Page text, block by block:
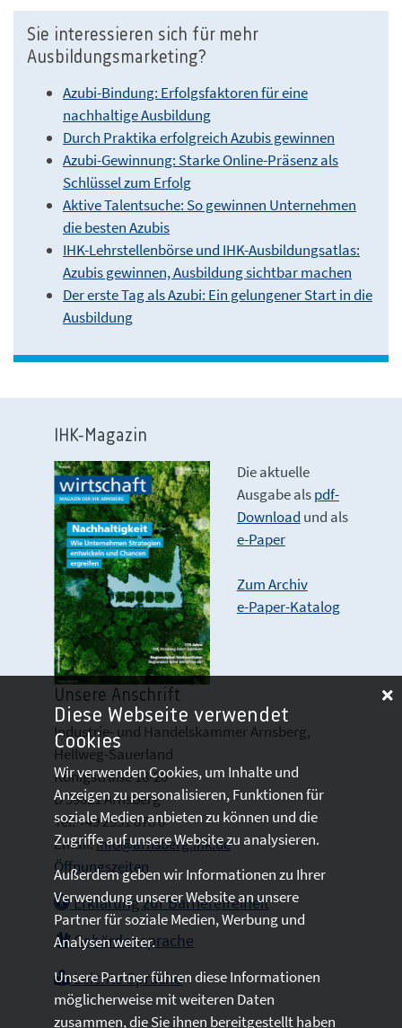
Sie interessieren sich für mehr
Ausbildungsmarketing?
Azubi-Bindung: Erfolgsfaktoren für eine
nachhaltige Ausbildung
Durch Praktika erfolgreich Azubis gewinnen
Azubi-Gewinnung: Starke Online-Präsenz als
Schlüssel zum Erfolg
Aktive Talentsuche: So gewinnen Unternehmen
die besten Azubis
IHK-Lehrstellenbörse und IHK-Ausbildungsatlas:
Azubis gewinnen, Ausbildung sichtbar machen
Der erste Tag als Azubi: Ein gelungener Start in die
Ausbildung
IHK-Magazin
Die aktuelle
Ausgabe alspdf-
Download und als
e-Paper
Zum Archiv
e-Paper-Katalog
Unsere Anschrift
Industrie- und Handelskammer Arnsberg,
Hellweg-Sauerland
Königstraße 18-20
D 59821 Arnsberg
Tel: +49 2931 878 0
Email:info@arnsberg.ihk.de
Öffnungszeiten
Erklärung zur Barrierefreiheit
Gebärdensprache
Leichte Sprache
Diese Webseite verwendet
Cookies
Wir verwenden Cookies, um Inhalte und
Anzeigen zu personalisieren, Funktionen für
soziale Medien anbieten zu können und die
Zugriffe auf unsere Website zu analysieren.
Außerdem geben wir Informationen zu Ihrer
Verwendung unserer Website an unsere
Partner für soziale Medien, Werbung und
Analysen weiter.
Unsere Partner führen diese Informationen
möglicherweise mit weiteren Daten
zusammen, die Sie ihnen bereitgestellt haben